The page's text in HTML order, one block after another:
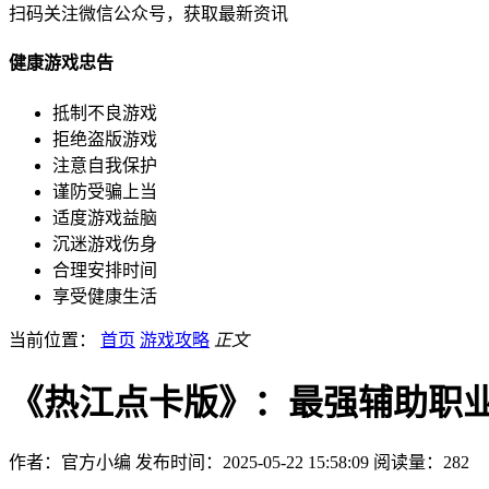
扫码关注微信公众号，获取最新资讯
健康游戏忠告
抵制不良游戏
拒绝盗版游戏
注意自我保护
谨防受骗上当
适度游戏益脑
沉迷游戏伤身
合理安排时间
享受健康生活
当前位置： 首页 游戏攻略 正文
《热江点卡版》：最强辅助职
作者：官方小编 发布时间：2025-05-22 15:58:09 阅读量： 282